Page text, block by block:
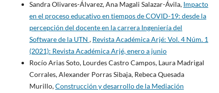
Sandra Olivares-Álvarez, Ana Magali Salazar-Ávila, Impacto
en el proceso educativo en tiempos de COVID-19: desde la
percepción del docente en la carrera Ingeniería del
Software de la UTN , Revista Académica Arjé: Vol. 4 Núm. 1
(2021): Revista Académica Arjé, enero a junio
Rocío Arias Soto, Lourdes Castro Campos, Laura Madrigal
Corrales, Alexander Porras Sibaja, Rebeca Quesada
Murillo,Construcción y desarrollo de la Mediación